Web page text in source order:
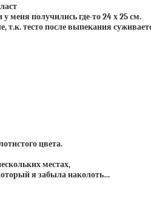
меня получились где-то 24 х 25 см.
т.к. тесто после выпекания
цвета.
местах,
я забыла наколоть…